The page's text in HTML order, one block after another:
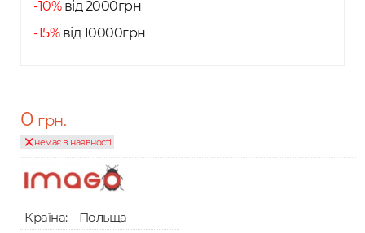
-10%від 2000грн
-15%від 10000грн
0 грн.
немає в наявності
Країна:
Польща